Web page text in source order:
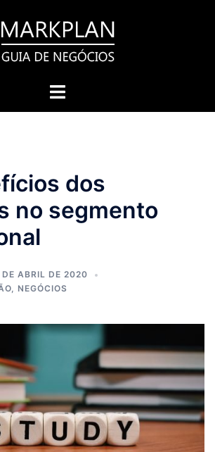
Toggle
dos
no segmento
ABRIL DE 2020
, NEGÓCIOS